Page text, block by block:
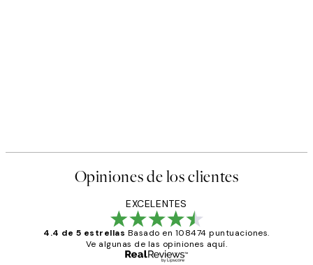
Opiniones de los clientes
EXCELENTES
4.4 de 5 estrellas Basado en 108474 puntuaciones.
Ve algunas de las opiniones aquí.